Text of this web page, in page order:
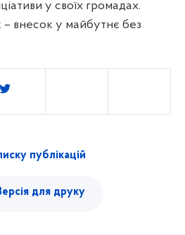
у своїх громадах.
– внесок у майбутнє без
публікацій
для друку